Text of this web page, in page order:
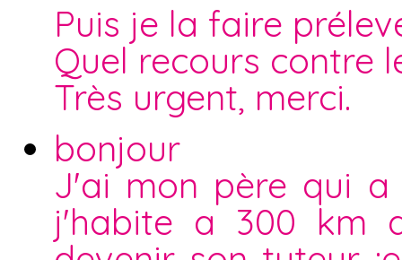
Puis je la faire
Quel recours contre
Très urgent, merci.
bonjour
J'ai mon père qui
j'habite a 300 km